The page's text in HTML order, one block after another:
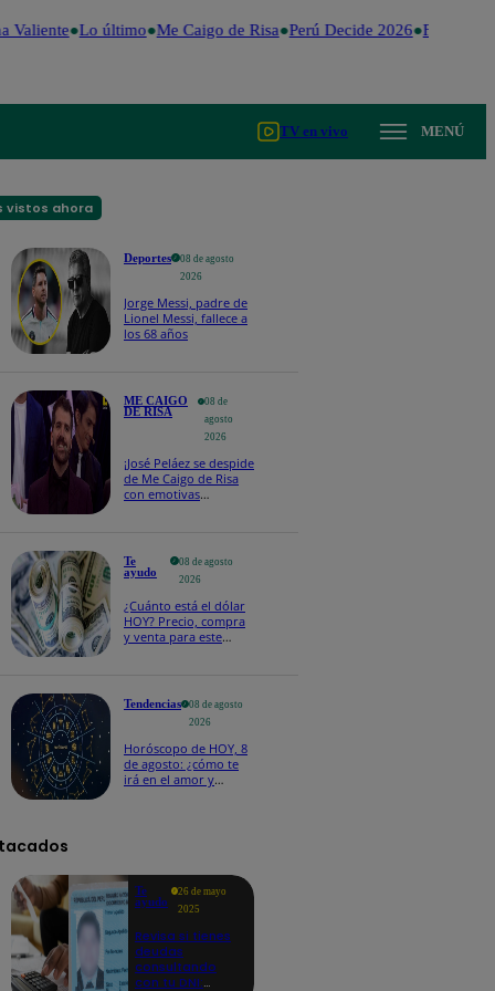
Valiente Lo último Me Caigo de Risa Perú Decide 2026 Fútbol
TV en vivo MENÚ
vistos ahora
Deportes
08 de agosto
2026
Jorge Messi, padre de
Lionel Messi, fallece a
los 68 años
ME CAIGO
DE RISA
08 de
agosto
2026
¡José Peláez se despide
de Me Caigo de Risa
con emotivas
Te
ayudo
08 de agosto
2026
¿Cuánto está el dólar
HOY? Precio, compra
y venta para este
Tendencias
08 de agosto
2026
Horóscopo de HOY, 8
de agosto: ¿cómo te
irá en el amor y
Te
ayudo
26 de mayo
2025
Revisa si tienes
deudas
consultando
con tu DNI: